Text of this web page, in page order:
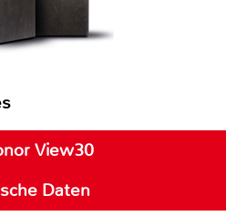
View30
Daten